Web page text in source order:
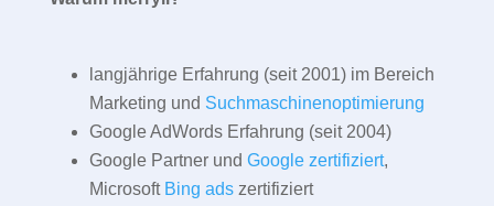
langjährige Erfahrung (seit 2001) im Bereich
Marketing und Suchmaschinenoptimierung
Google AdWords Erfahrung (seit 2004)
Google Partner und Google zertifiziert,
Microsoft Bing adszertifiziert